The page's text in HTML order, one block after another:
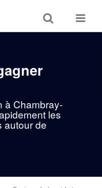
Toggle
search
Toggle
à Chambray-
les
autour de